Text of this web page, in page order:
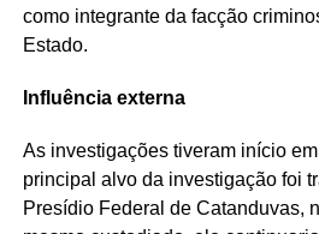
como integrante da facção
Estado.
Influência externa
As investigações tiveram início
principal alvo da investigação foi
Presídio Federal de Catanduvas,